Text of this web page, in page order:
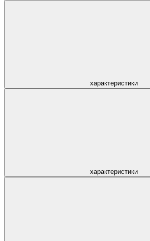
характеристики
характеристики